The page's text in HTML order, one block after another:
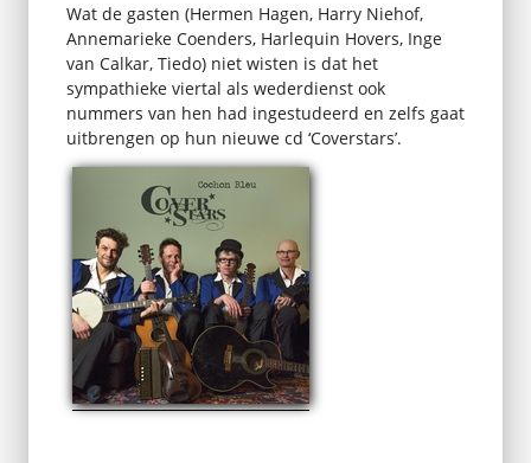
Wat de gasten (Hermen Hagen, Harry Niehof,
Annemarieke Coenders, Harlequin Hovers, Inge
van Calkar, Tiedo) niet wisten is dat het
sympathieke viertal als wederdienst ook
nummers van hen had ingestudeerd en zelfs gaat
uitbrengen op hun nieuwe cd ‘Coverstars’.